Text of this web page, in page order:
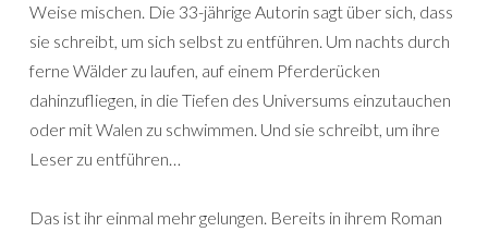
Weise mischen. Die 33-jährige Autorin sagt über sich, dass
sie schreibt, um sich selbst zu entführen. Um nachts durch
ferne Wälder zu laufen, auf einem Pferderücken
dahinzufliegen, in die Tiefen des Universums einzutauchen
oder mit Walen zu schwimmen. Und sie schreibt, um ihre
Leser zu entführen…
Das ist ihr einmal mehr gelungen. Bereits in ihrem Roman